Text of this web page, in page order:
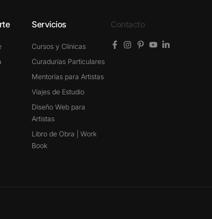
Servicios
Cursos y Clínicas
Curadurías Particulares
Mentorías para Artistas
Viajes de Estudio
Diseño Web para
Artistas
Libro de Obra | Work
Book
Contacto